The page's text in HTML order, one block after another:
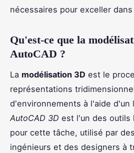
nécessaires pour exceller
Qu'est-ce que la
AutoCAD ?
La modélisation 3D est le
représentations
d'environnements à l'aide d'un
AutoCAD 3D est l'un des outils
pour cette tâche, utilisé par
ingénieurs et des designers à